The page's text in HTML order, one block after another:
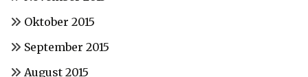
Oktober 2015
September 2015
August 2015